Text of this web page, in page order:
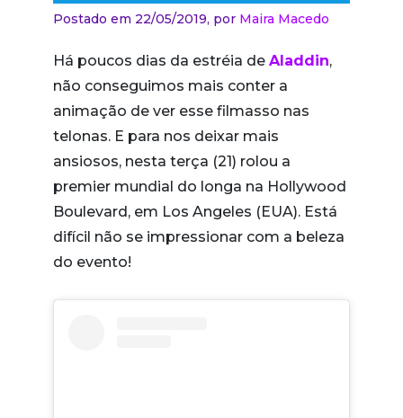
Postado em 22/05/2019, por Maira Macedo
Há poucos dias da estréia de Aladdin,
não conseguimos mais conter a
animação de ver esse filmasso nas
telonas. E para nos deixar mais
ansiosos, nesta terça (21) rolou a
premier mundial do longa na Hollywood
Boulevard, em Los Angeles (EUA). Está
difícil não se impressionar com a beleza
do evento!